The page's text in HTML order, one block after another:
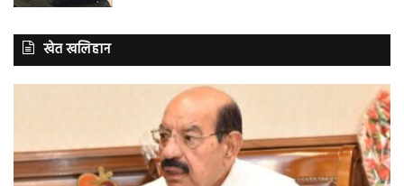
खेत खलिहान